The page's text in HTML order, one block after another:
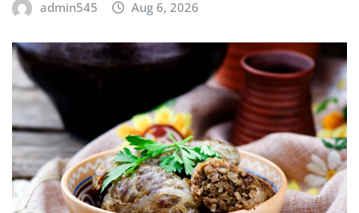
admin545 Aug 6, 2026